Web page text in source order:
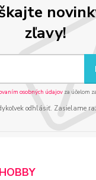
zľavy!
osobných údajov za účelom
odhlásiť. Zasielame